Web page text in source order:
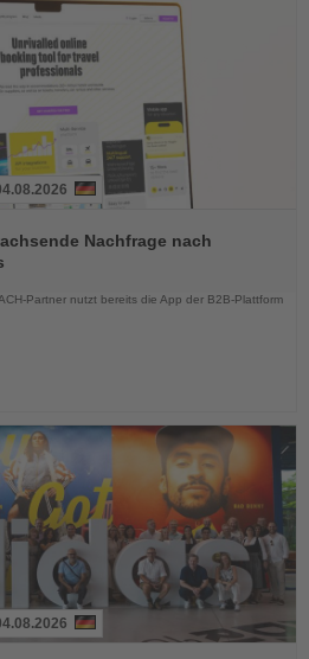
Nachfrage nach
Partner nutzt bereits die App der B2B-Plattform